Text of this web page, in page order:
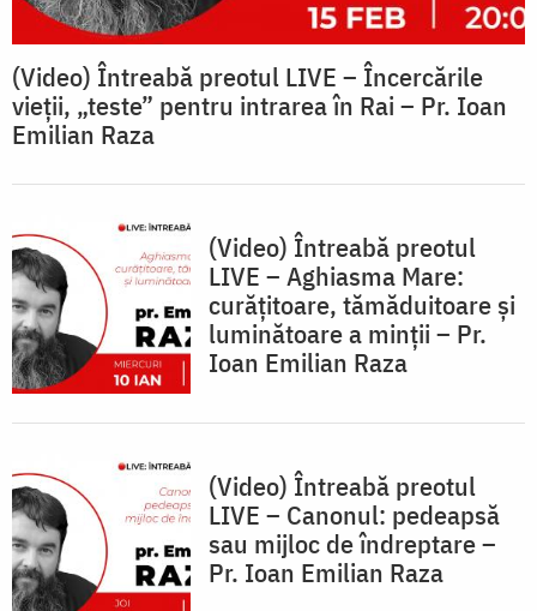
(Video) Întreabă preotul LIVE – Încercările
vieții, „teste” pentru intrarea în Rai – Pr. Ioan
Emilian Raza
(Video) Întreabă preotul
LIVE – Aghiasma Mare:
curățitoare, tămăduitoare și
luminătoare a minții – Pr.
Ioan Emilian Raza
(Video) Întreabă preotul
LIVE – Canonul: pedeapsă
sau mijloc de îndreptare –
Pr. Ioan Emilian Raza